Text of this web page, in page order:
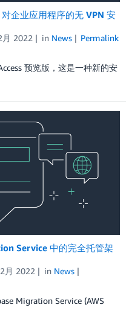
企业应用程序的无 VPN 安
月 2022 in News
Permalink
预览版，这是一种新的安
Service 中的完全托管架
月 2022 in News
Migration Service (AWS